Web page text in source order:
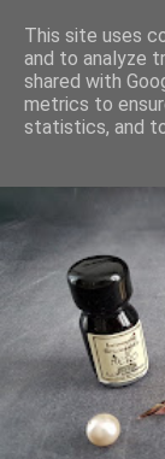
M as
This site uses
and to analyze
shared with
metrics to
statistics, and